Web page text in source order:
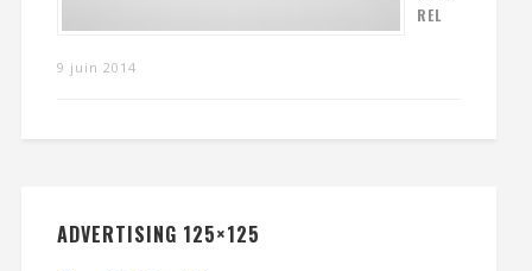
REL
9 juin 2014
ADVERTISING 125×125